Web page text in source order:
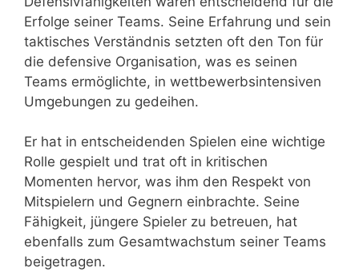
Erfolge seiner Teams. Seine Erfahrung und sein
taktisches Verständnis setzten oft den Ton für
die defensive Organisation, was es seinen
Teams ermöglichte, in wettbewerbsintensiven
Umgebungen zu gedeihen.
Er hat in entscheidenden Spielen eine wichtige
Rolle gespielt und trat oft in kritischen
Momenten hervor, was ihm den Respekt von
Mitspielern und Gegnern einbrachte. Seine
Fähigkeit, jüngere Spieler zu betreuen, hat
ebenfalls zum Gesamtwachstum seiner Teams
beigetragen.